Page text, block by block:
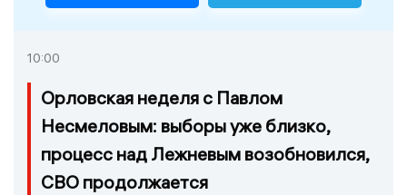
10:00
Орловская неделя с Павлом
Несмеловым: выборы уже близко,
процесс над Лежневым возобновился,
СВО продолжается